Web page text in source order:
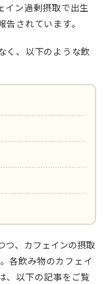
イン過剰摂取で出生
されています。
く、以下のような飲
、 カフェインの摂取
各飲み物のカフェイ
、以下の記事をご覧